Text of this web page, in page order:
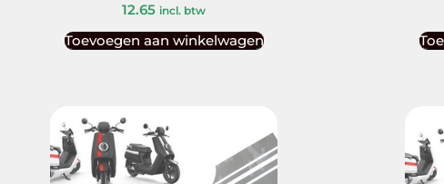
12.65 incl. btw
Toevoegen aan winkelwagen